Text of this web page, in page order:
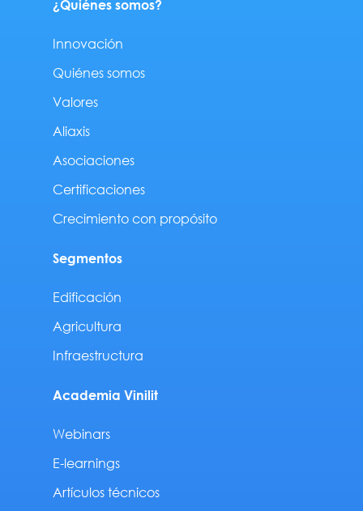
¿Quiénes somos?
Innovación
Quiénes somos
Valores
Aliaxis
Asociaciones
Certificaciones
Crecimiento con propósito
Segmentos
Edificación
Agricultura
Infraestructura
Academia Vinilit
Webinars
E-learnings
Artículos técnicos